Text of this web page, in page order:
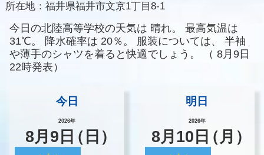
所在地： 福井県福井市文京1丁目8-1
今日の北陸高等学校の天気は 晴れ。
最高気温は
31℃。
降水確率は 20％。 服装については、
半袖
や薄手のシャツを着ると快適でしょう。
（ 8月9日
22時発表）
今日
2026年
8月 9 日（日）
明日
2026年
8月 10 日（月）